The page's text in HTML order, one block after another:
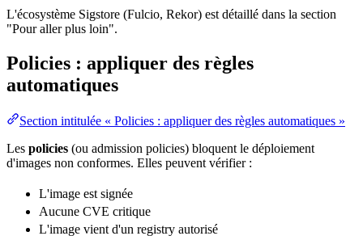
L'écosystème Sigstore (Fulcio, Rekor) est détaillé dans la section
"Pour aller plus loin".
Policies : appliquer des règles
automatiques
Section intitulée « Policies : appliquer des règles automatiques »
Les policies (ou admission policies) bloquent le déploiement
d'images non conformes. Elles peuvent vérifier :
L'image est signée
Aucune CVE critique
L'image vient d'un registry autorisé